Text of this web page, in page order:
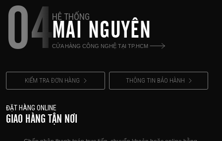
04HỆ THỐNG
MAI NGUYÊN
CỬA HÀNG CÔNG NGHỆ TẠI TP.HCM
KIỂM TRA ĐƠN HÀNG THÔNG TIN BẢO HÀNH
ĐẶT HÀNG ONLINE
GIAO HÀNG TẬN NƠI